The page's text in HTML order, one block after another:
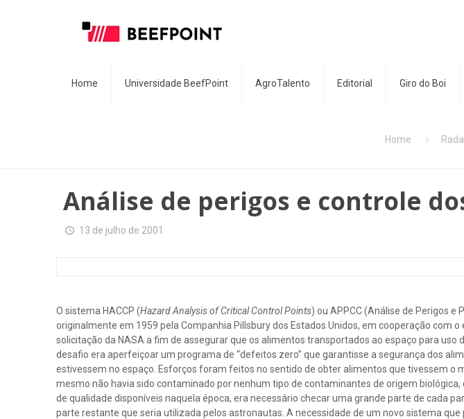
Home Universidade BeefPoint AgroTalento Editorial Giro do Boi
Home
Análise de perigos e controle
13 de julho de 2001
O sistema HACCP (Hazard Analysis of Critical Control Points) ou APPCC (Análise de Perigos e
originalmente em 1959 pela Companhia Pillsbury dos Estados Unidos, em cooperação com
solicitação da NASA a fim de assegurar que os alimentos transportados ao espaço para uso
desafio era aperfeiçoar um programa de “defeitos zero” que garantisse a segurança dos
estivessem no espaço. Esforços foram feitos no sentido de obter alimentos que tivessem o
mesmo não havia sido contaminado por nenhum tipo de contaminantes de origem
de qualidade disponíveis naquela época, era necessário checar uma grande parte de cada
parte restante que seria utilizada pelos astronautas. A necessidade de um novo sistema